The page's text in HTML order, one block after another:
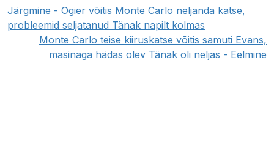
Järgmine - Ogier võitis Monte Carlo neljanda katse,
probleemid seljatanud Tänak napilt kolmas
Monte Carlo teise kiiruskatse võitis samuti Evans,
masinaga hädas olev Tänak oli neljas - Eelmine